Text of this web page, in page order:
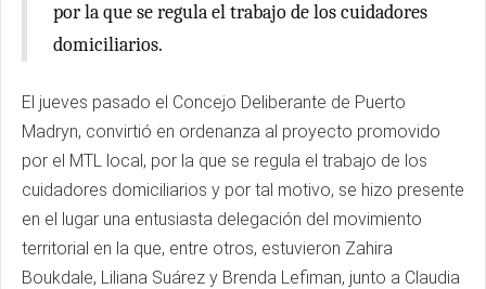
por la que se regula el trabajo de los cuidadores
domiciliarios.
El jueves pasado el Concejo Deliberante de Puerto
Madryn, convirtió en ordenanza al proyecto promovido
por el MTL local, por la que se regula el trabajo de los
cuidadores domiciliarios y por tal motivo, se hizo presente
en el lugar una entusiasta delegación del movimiento
territorial en la que, entre otros, estuvieron Zahira
Boukdale, Liliana Suárez y Brenda Lefiman, junto a Claudia